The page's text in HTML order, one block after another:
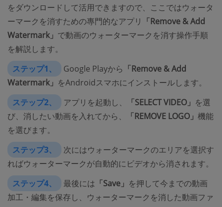
をダウンロードして活用できますので、ここではウォータ
ーマークを消すための專門的なアプリ 「Remove & Add
Watermark」 で動画のウォーターマークを消す操作手順
を解説します。
ステップ1、
Google Playから 「Remove & Add
Watermark」 をAndroidスマホにインストールします。
ステップ2、
アプリを起動し、 「SELECT VIDEO」 を選
び、消したい動画を入れてから、
「REMOVE LOGO」 機能
を選びます。
ステップ3、
次にはウォーターマークのエリアを選択す
ればウォーターマークが自動的にビデオから消されます。
ステップ4、
最後には 「Save」 を押して今までの動画
加工・編集を保存し、ウォーターマークを消した動画ファ